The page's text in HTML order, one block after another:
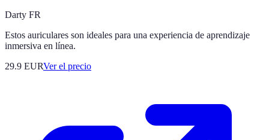
Darty FR
Estos auriculares son ideales para una experiencia de aprendizaje
inmersiva en línea.
29.9 EURVer el precio